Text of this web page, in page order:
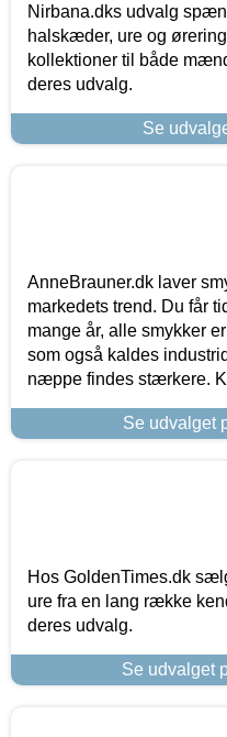
Nirbana.dks udvalg
halskæder, ure og
kollektioner til både
deres udvalg.
Se
AnneBrauner.dk laver
markedets trend. Du får
mange år, alle smykker
som også kaldes
næppe findes stærkere.
Se udvalget
Hos GoldenTimes.dk
ure fra en lang række
deres udvalg.
Se udvalget